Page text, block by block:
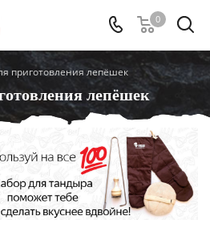
0
приготовления лепёшек
лепёшек